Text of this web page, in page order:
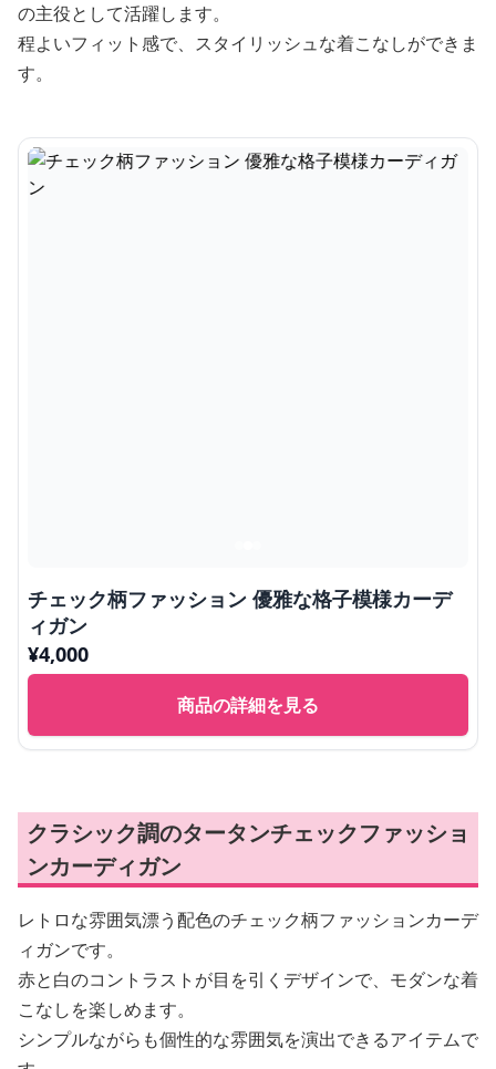
の主役として活躍します。
程よいフィット感で、スタイリッシュな着こなしができま
す。
チェック柄ファッション 優雅な格子模様カーデ
ィガン
¥4,000
商品の詳細を見る
クラシック調のタータンチェックファッショ
ンカーディガン
レトロな雰囲気漂う配色のチェック柄ファッションカーデ
ィガンです。
赤と白のコントラストが目を引くデザインで、モダンな着
こなしを楽しめます。
シンプルながらも個性的な雰囲気を演出できるアイテムで